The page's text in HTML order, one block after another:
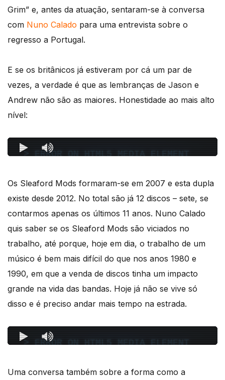
Grim” e, antes da atuação, sentaram-se à conversa
com Nuno Calado para uma entrevista sobre o
regresso a Portugal.
E se os britânicos já estiveram por cá um par de
vezes, a verdade é que as lembranças de Jason e
Andrew não são as maiores. Honestidade ao mais alto
nível:
Os Sleaford Mods formaram-se em 2007 e esta dupla
existe desde 2012. No total são já 12 discos – sete, se
contarmos apenas os últimos 11 anos. Nuno Calado
quis saber se os Sleaford Mods são viciados no
trabalho, até porque, hoje em dia, o trabalho de um
músico é bem mais difícil do que nos anos 1980 e
1990, em que a venda de discos tinha um impacto
grande na vida das bandas. Hoje já não se vive só
disso e é preciso andar mais tempo na estrada.
Uma conversa também sobre a forma como a